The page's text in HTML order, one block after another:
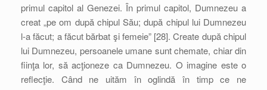
primul capitol al Genezei. În primul capitol, Dumnezeu a
creat „pe om după chipul Său; după chipul lui Dumnezeu
l-a făcut; a făcut bărbat şi femeie” [28]. Create după chipul
lui Dumnezeu, persoanele umane sunt chemate, chiar din
fiinţa lor, să acţioneze ca Dumnezeu. O imagine este o
reflecţie. Când ne uităm în oglindă în timp ce ne